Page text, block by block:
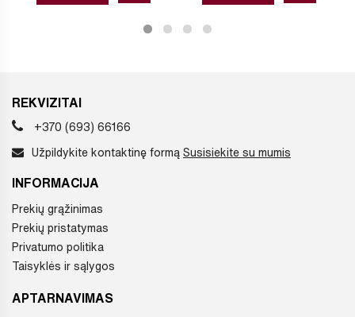
REKVIZITAI
+370 (693) 66166
Užpildykite kontaktinę formą Susisiekite su mumis
INFORMACIJA
Prekių grąžinimas
Prekių pristatymas
Privatumo politika
Taisyklės ir sąlygos
APTARNAVIMAS